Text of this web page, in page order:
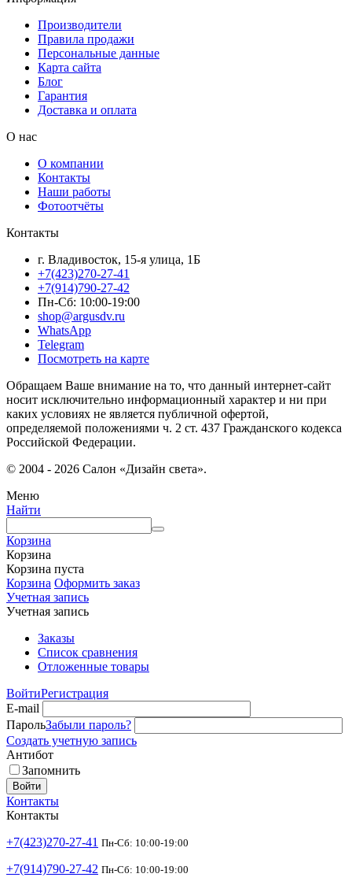
Производители
Правила продажи
Персональные данные
Карта сайта
Блог
Гарантия
Доставка и оплата
О нас
О компании
Контакты
Наши работы
Фотоотчёты
Контакты
г. Владивосток, 15-я улица, 1Б
+7(423)270-27-41
+7(914)790-27-42
Пн-Сб: 10:00-19:00
shop@argusdv.ru
WhatsApp
Telegram
Посмотреть на карте
Обращаем Ваше внимание на то, что данный интернет-сайт
носит исключительно информационный характер и ни при
каких условиях не является публичной офертой,
определяемой положениями ч. 2 ст. 437 Гражданского кодекса
Российской Федерации.
© 2004 - 2026 Салон «Дизайн света».
Меню
Найти
Корзина
Корзина
Корзина пуста
Корзина Оформить заказ
Учетная запись
Учетная запись
Заказы
Список сравнения
Отложенные товары
ВойтиРегистрация
E-mail
ПарольЗабыли пароль?
Создать учетную запись
Антибот
Запомнить
Войти
Контакты
Контакты
+7(423)270-27-41 Пн-Сб: 10:00-19:00
+7(914)790-27-42 Пн-Сб: 10:00-19:00